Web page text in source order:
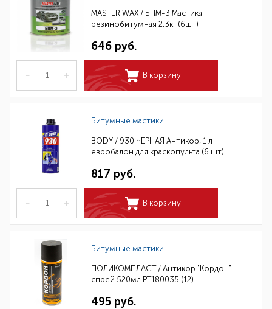
MASTER WAX / БПМ-3 Мастика
резинобитумная 2,3кг (6шт)
646 руб.
– + В корзину
Битумные мастики
BODY / 930 ЧЕРНАЯ Антикор, 1 л
евробалон для краскопульта (6 шт)
817 руб.
– + В корзину
Битумные мастики
ПОЛИКОМПЛАСТ / Антикор "Кордон"
спрей 520мл РТ180035 (12)
495 руб.